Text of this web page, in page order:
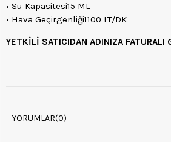
• Su Kapasitesi15 ML
• Hava Geçirgenliği1100 LT/DK
YETKİLİ SATICIDAN ADINIZA FATURALI
YORUMLAR(0)